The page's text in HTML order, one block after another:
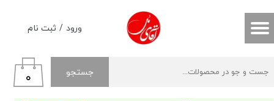
ورود / ثبت نام
حساب کاربری من
جستجو ۰